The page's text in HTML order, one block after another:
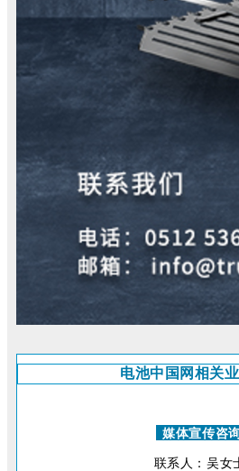
电池中国网相关
媒体宣传咨
联系人：吴女